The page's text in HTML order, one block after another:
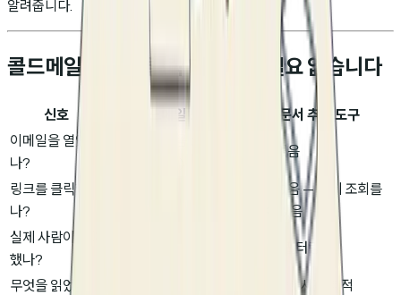
알려줍니다.
콜드메일 도구의 클릭 데이터는 필요 없습니다
신호 콜드메일 도구
문서 추적 도구
이메일을 열었
나?
필요 없음
링크를 클릭했
나?
필요 없음 — 실제 조회를
볼 수 있음
실제 사람이 참여
했나?
예 (봇 필터링)
무엇을 읽었나?
페이지별 시간 추적